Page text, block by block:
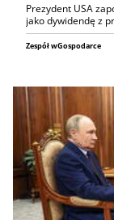
Prezydent USA
jako dywidendę z
Zespół wGospodarce